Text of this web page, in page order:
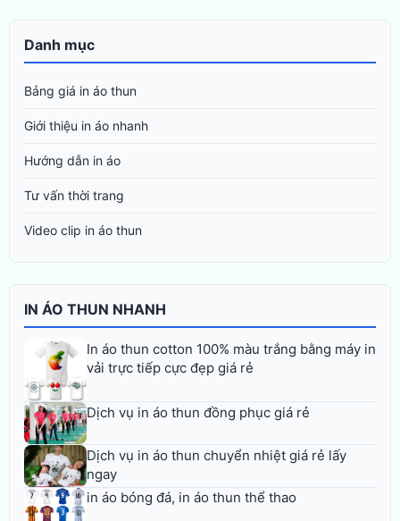
Danh mục
Bảng giá in áo thun
Giới thiệu in áo nhanh
Hướng dẫn in áo
Tư vấn thời trang
Video clip in áo thun
IN ÁO THUN NHANH
In áo thun cotton 100% màu trắng bằng máy in
vải trực tiếp cực đẹp giá rẻ
Dịch vụ in áo thun đồng phục giá rẻ
Dịch vụ in áo thun chuyển nhiệt giá rẻ lấy
ngay
in áo bóng đá, in áo thun thể thao